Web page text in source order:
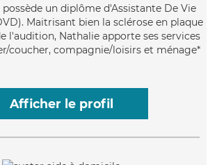
un diplôme d'Assistante De Vie
Maitrisant bien la sclérose en plaque
l'audition, Nathalie apporte ses services
coucher, compagnie/loisirs et ménage*
Afficher le profil